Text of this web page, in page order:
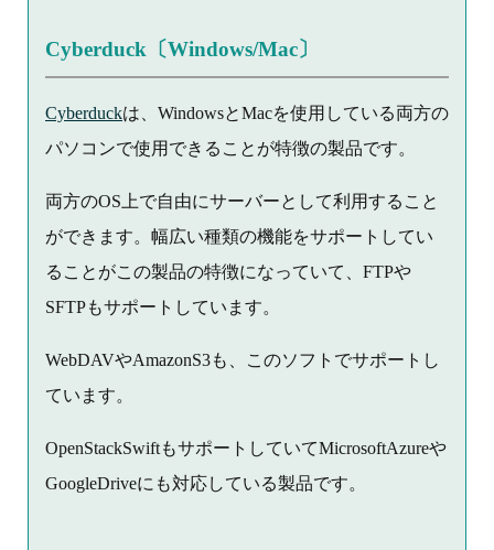
Cyberduck〔Windows/Mac〕
Cyberduckは、WindowsとMacを使用している両方の
パソコンで使用できることが特徴の製品です。
両方のOS上で自由にサーバーとして利用すること
ができます。幅広い種類の機能をサポートしてい
ることがこの製品の特徴になっていて、FTPや
SFTPもサポートしています。
WebDAVやAmazonS3も、このソフトでサポートし
ています。
OpenStackSwiftもサポートしていてMicrosoftAzureや
GoogleDriveにも対応している製品です。